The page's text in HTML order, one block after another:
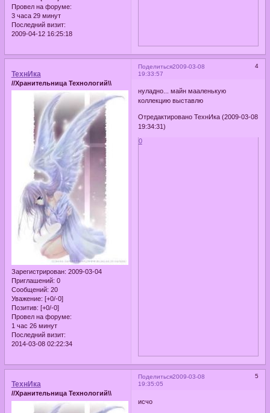
Провел на форуме:
3 часа 29 минут
Последний визит:
2009-04-12 16:25:18
Поделиться 4
2009-03-08
19:33:57
ТехнИка
//Хранительница Технологий\\
Зарегистрирован: 2009-03-04
Приглашений: 0
Сообщений: 20
Уважение: [+0/-0]
Позитив: [+0/-0]
Провел на форуме:
1 час 26 минут
Последний визит:
2014-03-08 02:22:34
нуладно... майн мааленькую
коллекцию выставлю
Отредактировано ТехнИка (2009-03-08
19:34:31)
0
Поделиться 5
2009-03-08
19:35:05
ТехнИка
//Хранительница Технологий\\
исчо